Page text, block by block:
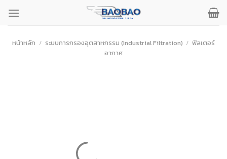
เนื้อหาหน้าหลัก / ระบบการกรองอุตสาหกรรม (Industrial Filtration) / ฟิลเตอร์
อากาศ